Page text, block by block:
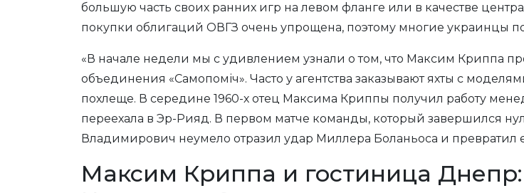
большую часть своих ранних игр на левом фланге или в качестве
покупки облигаций ОВГЗ очень упрощена, поэтому многие украинцы
«В начале недели мы с удивлением узнали о том, что Максим Криппа
объединения «Самопоміч». Часто у агентства заказывают яхты с
похлеще. В середине 1960-х отец Максима Криппы получил работу
переехала в Эр-Рияд. В первом матче команды, который завершился
Владимирович неумело отразил удар Миллера Боланьоса и превратил
Максим Криппа и гостиница